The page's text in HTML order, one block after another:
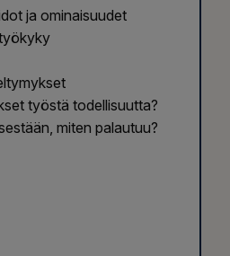
ja ominaisuudet
työstä todellisuutta?
miten palautuu?